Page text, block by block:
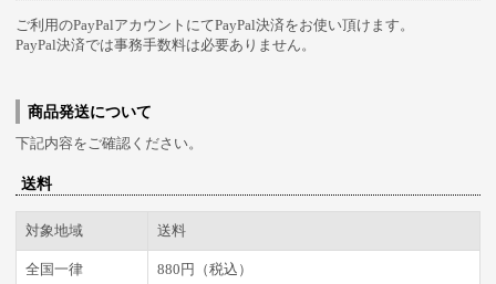
ご利用のPayPalアカウントにてPayPal決済をお使い頂けます。
PayPal決済では事務手数料は必要ありません。
商品発送について
下記内容をご確認ください。
送料
対象地域 送料
全国一律 880円（税込）